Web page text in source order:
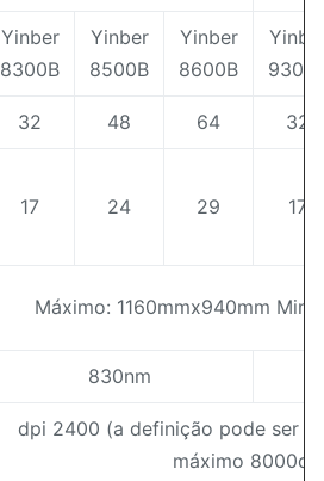
Yinber
8300B
Yinber
8500B
Yinber
8600B
32 48 64 32
17 24 29 17
Máximo: 1160mmx940mm
830nm
dpi 2400 (a definição pode ser
máximo